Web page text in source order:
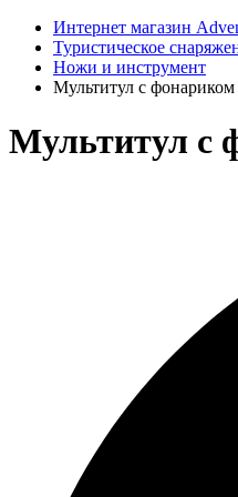
Интернет магазин
Туристическое
Ножи и инструмент
Мультитул с
Мультитул с